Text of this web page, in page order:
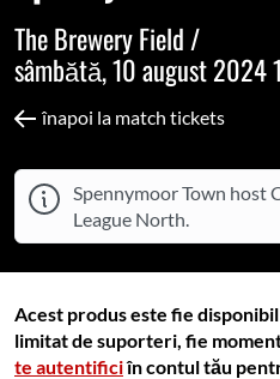
The Brewery Field /
sâmbătă, 10 august 2024
înapoi la match tickets
Spennymoor Town host
League North.
Acest produs este fie
limitat de suporteri, fie
te autentificiîn contul tău